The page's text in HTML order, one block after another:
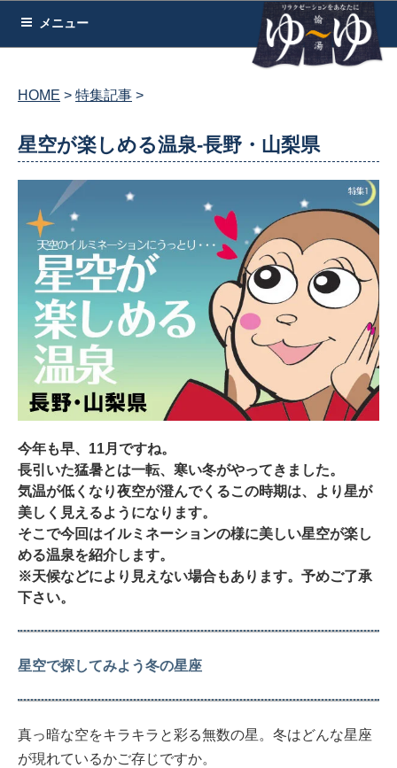
メニュー
HOME 特集記事
星空が楽しめる温泉-長野・山梨県
今年も早、11月ですね。
長引いた猛暑とは一転、寒い冬がやってきました。
気温が低くなり夜空が澄んでくるこの時期は、より星が
美しく見えるようになります。
そこで今回はイルミネーションの様に美しい星空が楽し
める温泉を紹介します。
※天候などにより見えない場合もあります。予めご了承
下さい。
星空で探してみよう冬の星座
真っ暗な空をキラキラと彩る無数の星。冬はどんな星座
が現れているかご存じですか。